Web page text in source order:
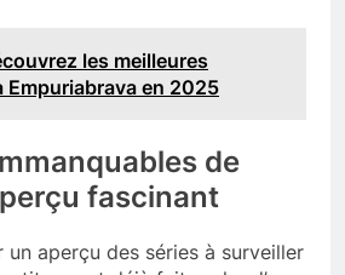
les meilleures
Empuriabrava en 2025
de
fascinant
aperçu des séries à surveiller